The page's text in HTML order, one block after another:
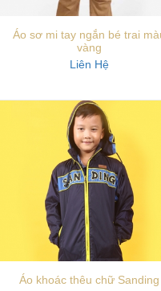
Áo sơ mi tay ngắn bé trai
vàng
Liên Hệ
Áo khoác thêu chữ Sanding